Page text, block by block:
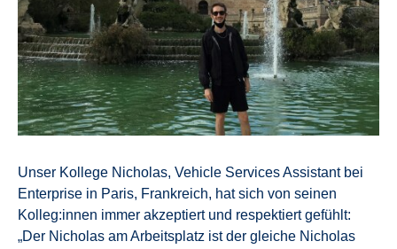
Unser Kollege Nicholas, Vehicle Services Assistant bei
Enterprise in Paris, Frankreich, hat sich von seinen
Kolleg:innen immer akzeptiert und respektiert gefühlt:
„Der Nicholas am Arbeitsplatz ist der gleiche Nicholas